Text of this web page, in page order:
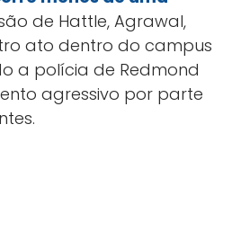
de Hattle, Agrawal,
ato dentro do campus
a polícia de Redmond
agressivo por parte